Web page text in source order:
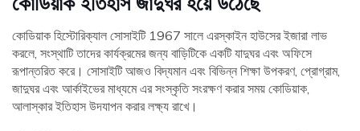
কোডিয়াক হিস্টোরিক্যাল সোসাইটি 1967 সালে এরস্কাইন হাউসের ইজারা লাভ
করলে, সংস্থাটি তাদের কার্যক্রমের জন্য বাড়িটিকে একটি যাদুঘর এবং অফিসে
রূপান্তরিত করে। সোসাইটি আজও বিদ্যমান এবং বিভিন্ন শিক্ষা উপকরণ, প্রোগ্রাম,
জাদুঘর এবং আর্কাইভের মাধ্যমে এর সংস্কৃতি সংরক্ষণ করার সময় কোডিয়াক,
আলাস্কার ইতিহাস উদযাপন করার লক্ষ্য রাখে।